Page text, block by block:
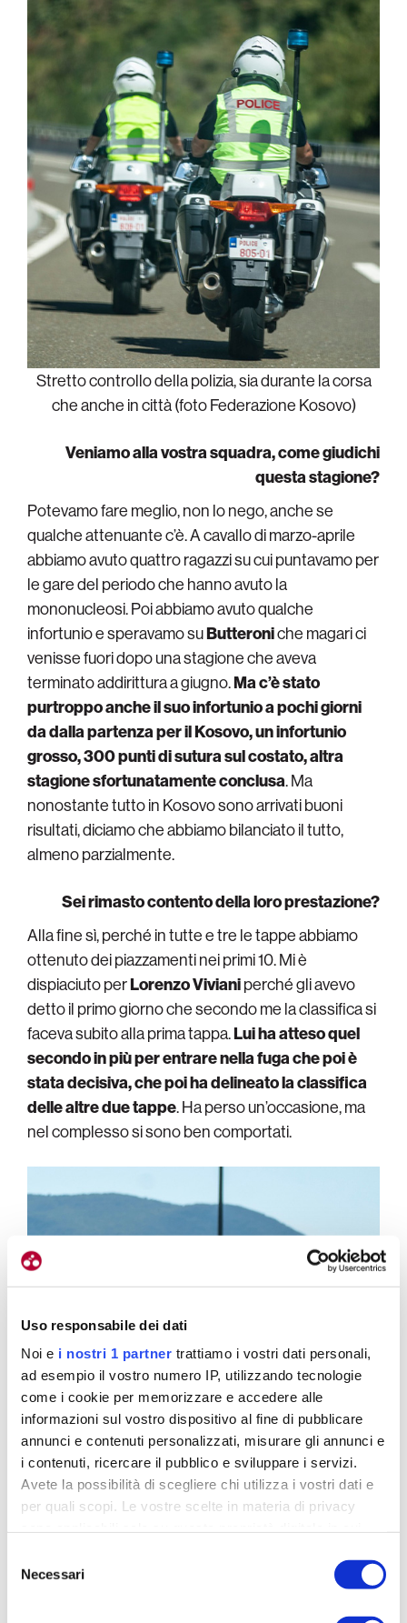
Uso responsabile dei dati
Noi e i nostri 1 partner trattiamo i vostri dati personali,
ad esempio il vostro numero IP, utilizzando tecnologie
come i cookie per memorizzare e accedere alle
informazioni sul vostro dispositivo al fine di pubblicare
annunci e contenuti personalizzati, misurare gli annunci e
i contenuti, ricercare il pubblico e sviluppare i servizi.
Avete la possibilità di scegliere chi utilizza i vostri dati e
per quali scopi. Le vostre scelte in materia di privacy
revocare il proprio consenso in qualsiasi momento dalla
Dichiarazione sui cookie o facendo clic sull'icona di
delNecessari
Stretto controllo della polizia, sia durante la corsa
che anche in città (foto Federazione Kosovo)
Veniamo alla vostra squadra, come giudichi
questa stagione?
Potevamo fare meglio, non lo nego, anche se
qualche attenuante c’è. A cavallo di marzo-aprile
abbiamo avuto quattro ragazzi su cui puntavamo per
le gare del periodo che hanno avuto la
mononucleosi. Poi abbiamo avuto qualche
infortunio e speravamo suButteroniche magari ci
venisse fuori dopo una stagione che aveva
terminato addirittura a giugno.Ma c’è stato
purtroppo anche il suo infortunio a pochi giorni
da dalla partenza per il Kosovo, un infortunio
grosso, 300 punti di sutura sul costato, altra
stagione sfortunatamente conclusa. Ma
nonostante tutto in Kosovo sono arrivati buoni
risultati, diciamo che abbiamo bilanciato il tutto,
almeno parzialmente.
Sei rimasto contento della loro prestazione?
Alla fine sì, perché in tutte e tre le tappe abbiamo
ottenuto dei piazzamenti nei primi 10. Mi è
dispiaciuto perLorenzo Vivianiperché gli avevo
detto il primo giorno che secondo me la classifica si
faceva subito alla prima tappa.Lui ha atteso quel
secondo in più per entrare nella fuga che poi è
stata decisiva, che poi ha delineato la classifica
delle altre due tappe. Ha perso un’occasione, ma
nel complesso si sono ben comportati.